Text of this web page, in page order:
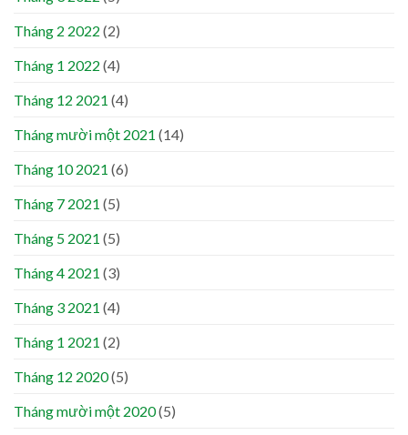
Tháng 2 2022 (2)
Tháng 1 2022 (4)
Tháng 12 2021 (4)
Tháng mười một 2021 (14)
Tháng 10 2021 (6)
Tháng 7 2021 (5)
Tháng 5 2021 (5)
Tháng 4 2021 (3)
Tháng 3 2021 (4)
Tháng 1 2021 (2)
Tháng 12 2020(5)
Tháng mười một 2020(5)